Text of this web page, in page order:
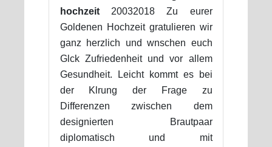
hochzeit20032018 Zu eurer
Goldenen Hochzeit gratulieren wir
ganz herzlich und wnschen euch
Glck Zufriedenheit und vor allem
Gesundheit. Leicht kommt es bei
der Klrung der Frage zu
Differenzen zwischen dem
designierten Brautpaar
diplomatisch und mit